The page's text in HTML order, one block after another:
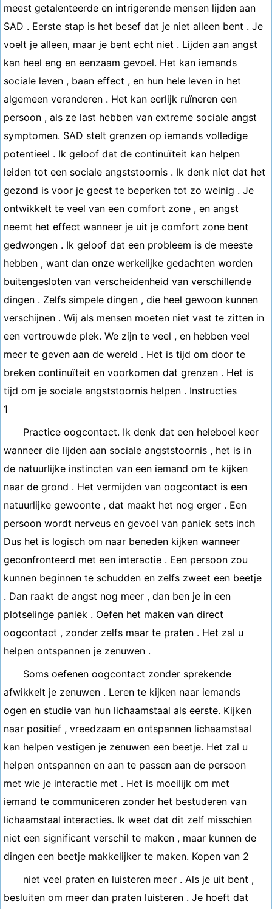
meest getalenteerde en intrigerende mensen lijden aan
SAD . Eerste stap is het besef dat je niet alleen bent . Je
voelt je alleen, maar je bent echt niet . Lijden aan angst
kan heel eng en eenzaam gevoel. Het kan iemands
sociale leven , baan effect , en hun hele leven in het
algemeen veranderen . Het kan eerlijk ruïneren een
persoon , als ze last hebben van extreme sociale angst
symptomen. SAD stelt grenzen op iemands volledige
potentieel . Ik geloof dat de continuïteit kan helpen
leiden tot een sociale angststoornis . Ik denk niet dat het
gezond is voor je geest te beperken tot zo weinig . Je
ontwikkelt te veel van een comfort zone , en angst
neemt het effect wanneer je uit je comfort zone bent
gedwongen . Ik geloof dat een probleem is de meeste
hebben , want dan onze werkelijke gedachten worden
buitengesloten van verscheidenheid van verschillende
dingen . Zelfs simpele dingen , die heel gewoon kunnen
verschijnen . Wij als mensen moeten niet vast te zitten in
een vertrouwde plek. We zijn te veel , en hebben veel
meer te geven aan de wereld . Het is tijd om door te
breken continuïteit en voorkomen dat grenzen . Het is
tijd om je sociale angststoornis helpen . Instructies
1
Practice oogcontact. Ik denk dat een heleboel keer
wanneer die lijden aan sociale angststoornis , het is in
de natuurlijke instincten van een iemand om te kijken
naar de grond . Het vermijden van oogcontact is een
natuurlijke gewoonte , dat maakt het nog erger . Een
persoon wordt nerveus en gevoel van paniek sets inch
Dus het is logisch om naar beneden kijken wanneer
geconfronteerd met een interactie . Een persoon zou
kunnen beginnen te schudden en zelfs zweet een beetje
. Dan raakt de angst nog meer , dan ben je in een
plotselinge paniek . Oefen het maken van direct
oogcontact , zonder zelfs maar te praten . Het zal u
helpen ontspannen je zenuwen .
Soms oefenen oogcontact zonder sprekende
afwikkelt je zenuwen . Leren te kijken naar iemands
ogen en studie van hun lichaamstaal als eerste. Kijken
naar positief , vreedzaam en ontspannen lichaamstaal
kan helpen vestigen je zenuwen een beetje. Het zal u
helpen ontspannen en aan te passen aan de persoon
met wie je interactie met . Het is moeilijk om met
iemand te communiceren zonder het bestuderen van
lichaamstaal interacties. Ik weet dat dit zelf misschien
niet een significant verschil te maken , maar kunnen de
dingen een beetje makkelijker te maken. Kopen van 2
niet veel praten en luisteren meer . Als je uit bent ,
besluiten om meer dan praten luisteren . Je hoeft dat